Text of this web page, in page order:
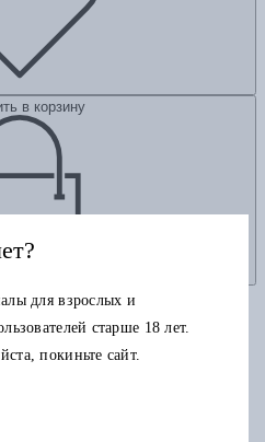
в корзину
для взрослых и
старше 18 лет.
покиньте сайт.